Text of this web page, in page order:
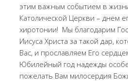
этим важным событием в
Католической Церкви – днем
хиротонии! Мы благодарим
Иисуса Христа за такой дар,
Вас, и прославляем Его
Юбилейный год надежды
пожелать Вам милосердия